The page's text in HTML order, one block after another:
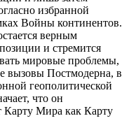
избранной
Войны континентов.
верным
и стремится
мировые проблемы,
вызовы Постмодерна, в
геополитической
что он
Карту Мира как Карту